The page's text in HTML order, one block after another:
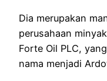
Dia merupakan
perusahaan
Forte Oil PLC,
nama menjadi